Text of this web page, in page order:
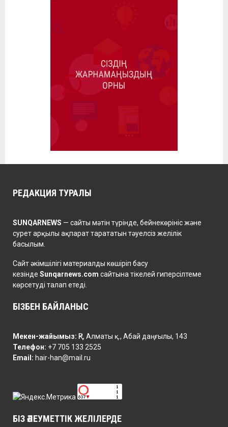
РЕДАКЦИЯ ТУРАЛЫ
SUNQARNEWS — сайты мәтін түрінде, бейнекөрініс және
сурет арқылы ақпарат тарататын тәуелсіз желілік
басылым.
Сайт әкімшілігі материалды көшіріп басу
кезінде Sunqarnews.com сайтына тікелей гиперсілтеме
көрсетуді талап етеді.
БІЗБЕН БАЙЛАНЫС
Мекен-жайымыз: ҚР, Алматы қ., Абай даңғылы, 143
Телефон: +7 705 133 2525
Email: hair-han@mail.ru
БІЗ ӘЛЕУМЕТТІК ЖЕЛІЛЕРДЕ